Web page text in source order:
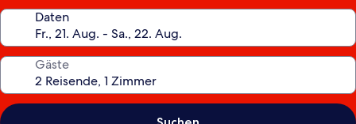
Daten
Gäste